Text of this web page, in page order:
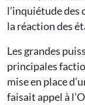
l’inquiétude des
la réaction des
Les grandes
principales
mise en place
faisait appel à